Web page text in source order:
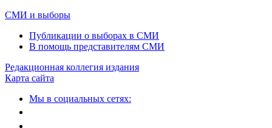
СМИ и выборы
Публикации о выборах в СМИ
В помощь представителям СМИ
Редакционная коллегия издания
Карта сайта
Мы в социальных сетях: